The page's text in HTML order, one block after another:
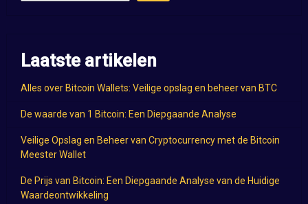
Laatste artikelen
Alles over Bitcoin Wallets: Veilige opslag en beheer van BTC
De waarde van 1 Bitcoin: Een Diepgaande Analyse
Veilige Opslag en Beheer van Cryptocurrency met de Bitcoin
Meester Wallet
De Prijs van Bitcoin: Een Diepgaande Analyse van de Huidige
Waardeontwikkeling